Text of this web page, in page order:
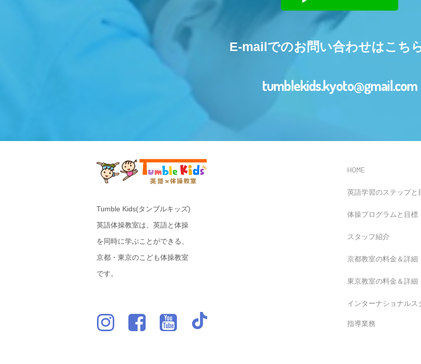
E-mailでのお問い合わせはこち
tumblekids.kyoto@gmail.com
Tumble Kids(タンブルキッズ)
英語体操教室は、英語と体操
を同時に学ぶことができる、
京都・東京のこども体操教室
です。
HOME
英語学習のステップと
体操プログラムと目標
スタッフ紹介
京都教室の料金＆詳細
東京教室の料金＆詳細
インターナショナルス
指導業務